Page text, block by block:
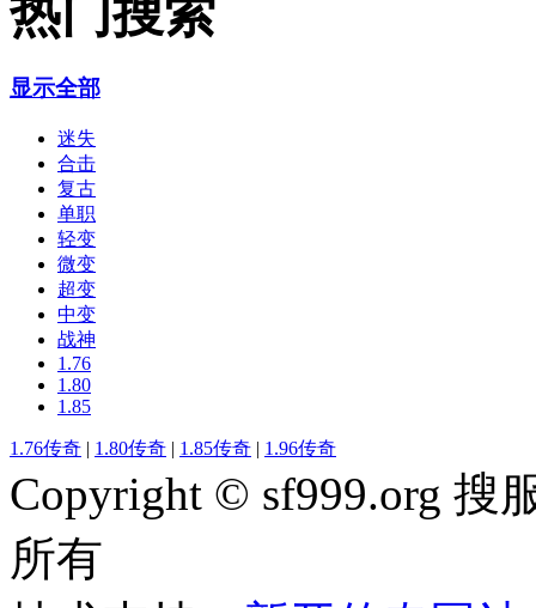
热门搜索
显示全部
迷失
合击
复古
单职
轻变
微变
超变
中变
战神
1.76
1.80
1.85
1.76传奇 | 1.80传奇 | 1.85传奇 | 1.96传奇
Copyright © sf999.org 搜
所有